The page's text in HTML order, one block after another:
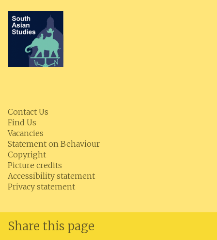
Contact Us
Find Us
Vacancies
Statement on Behaviour
Copyright
Picture credits
Accessibility statement
Privacy statement
Share this page